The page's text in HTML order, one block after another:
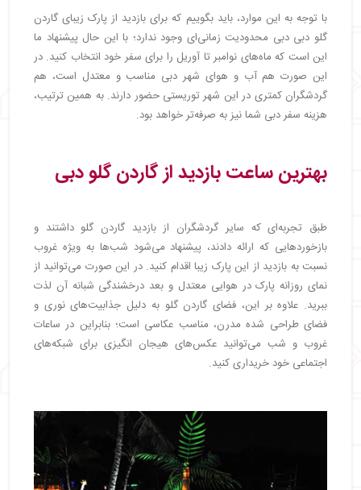
با توجه به این موارد، باید بگوییم که برای بازدید از پارک زیبای گاردن
گلو دبی دبی محدودیت زمانی‌ای وجود ندارد؛ با این حال پیشنهاد ما
این است که ماه‌های نوامبر تا آوریل را برای سفر خود انتخاب کنید. در
این صورت هم آب و هوای شهر دبی مناسب و معتدل است، هم
گردشگران کمتری در این شهر توریستی حضور دارند. به همین ترتیب،
هزینه سفر دبی شما نیز به صرفه‌تر خواهد بود.
بهترین ساعت بازدید از گاردن گلو دبی
طبق تجربه‌ای که سایر گردشگران از بازدید گاردن گلو داشتند و
بازخوردهایی که ارائه دادند، پیشنهاد می‌شود شب‌ها به ویژه غروب
نسبت به بازدید از این پارک زیبا اقدام کنید. در این صورت می‌توانید از
نمای روزانه پارک در هوایی معتدل و بعد درخشندگی شبانه آن لذت
ببرید. علاوه بر این، فضای گاردن گلو به دلیل جذابیت‌های نوری و
فضای طراحی شده مدرن، مناسب عکاسی است؛ بنابراین در ساعات
غروب و شب می‌توانید عکس‌های هیجان انگیزی برای شبکه‌های
اجتماعی خود خریداری کنید.